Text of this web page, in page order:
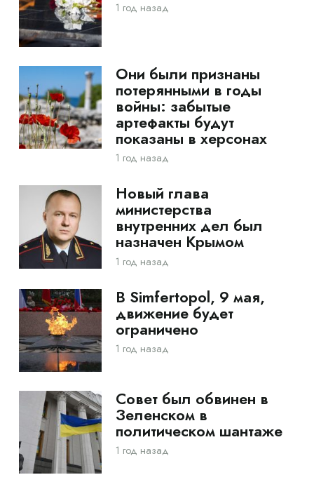
1 год назад
Они были признаны
потерянными в годы
войны: забытые
артефакты будут
показаны в херсонах
1 год назад
Новый глава
министерства
внутренних дел был
назначен Крымом
1 год назад
В Simfertopol, 9 мая,
движение будет
ограничено
1 год назад
Совет был обвинен в
Зеленском в
политическом шантаже
1 год назад